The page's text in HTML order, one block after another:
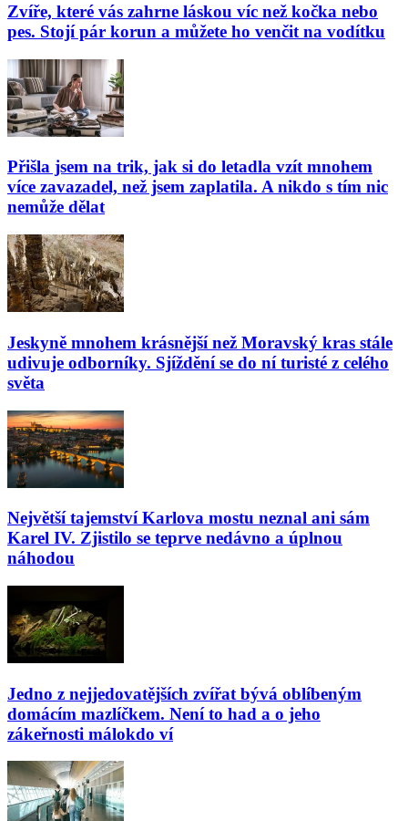
Zvíře, které vás zahrne láskou víc než kočka nebo
pes. Stojí pár korun a můžete ho venčit na vodítku
Přišla jsem na trik, jak si do letadla vzít mnohem
více zavazadel, než jsem zaplatila. A nikdo s tím nic
nemůže dělat
Jeskyně mnohem krásnější než Moravský kras stále
udivuje odborníky. Sjíždění se do ní turisté z celého
světa
Největší tajemství Karlova mostu neznal ani sám
Karel IV. Zjistilo se teprve nedávno a úplnou
náhodou
Jedno z nejjedovatějších zvířat bývá oblíbeným
domácím mazlíčkem. Není to had a o jeho
zákeřnosti málokdo ví